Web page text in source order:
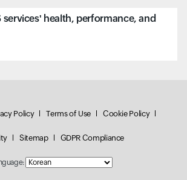
services' health, performance, and
Policy Terms of Use Cookie Policy
Sitemap GDPR Compliance